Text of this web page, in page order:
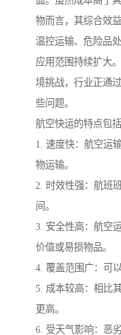
物而言，其综合效
温控运输、危险品
应用范围持续扩大
境挑战，行业正通
些问题。
航空快运的特点包括
1. 速度快：航空运
物运输。
2. 时效性强：航班
间。
3. 安全性高：航空
价值或易损物品。
4. 覆盖范围广：可
5. 成本较高：相比
更高。
6. 受天气影响：恶